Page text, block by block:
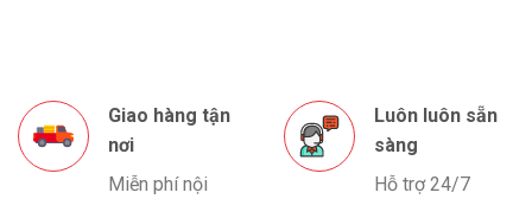
Giao hàng tận
nơi
Miễn phí nội
Luôn luôn sẵn
sàng
Hỗ trợ 24/7